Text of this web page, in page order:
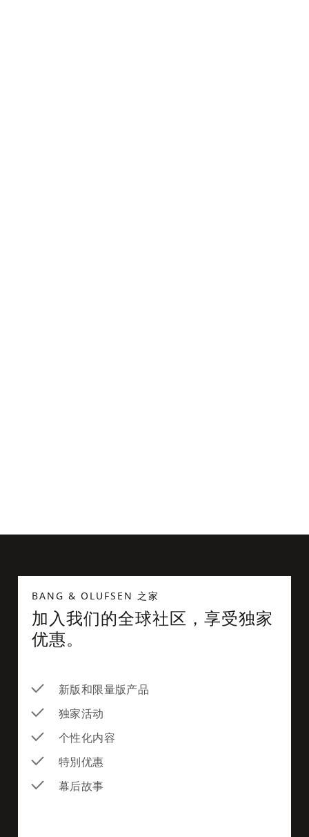
BANG & OLUFSEN 之家
加入我们的全球社区，享受独家
优惠。
新版和限量版产品
独家活动
个性化内容
特別优惠
幕后故事